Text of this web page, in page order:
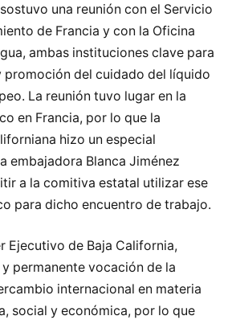
una reunión con el Servicio
de Francia y con la Oficina
ambas instituciones clave para
promoción del cuidado del líquido
La reunión tuvo lugar en la
en Francia, por lo que la
hizo un especial
embajadora Blanca Jiménez
a la comitiva estatal utilizar ese
para dicho encuentro de trabajo.
Ejecutivo de Baja California,
permanente vocación de la
internacional en materia
social y económica, por lo que